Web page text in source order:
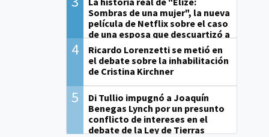
Sombras de una mujer", la nueva
película de Netflix sobre el caso
de una esposa que descuartizó a
su marido
4
Ricardo Lorenzetti se metió en
el debate sobre la inhabilitación
de Cristina Kirchner
5
Di Tullio impugnó a Joaquín
Benegas Lynch por un presunto
conflicto de intereses en el
debate de la Ley de Tierras